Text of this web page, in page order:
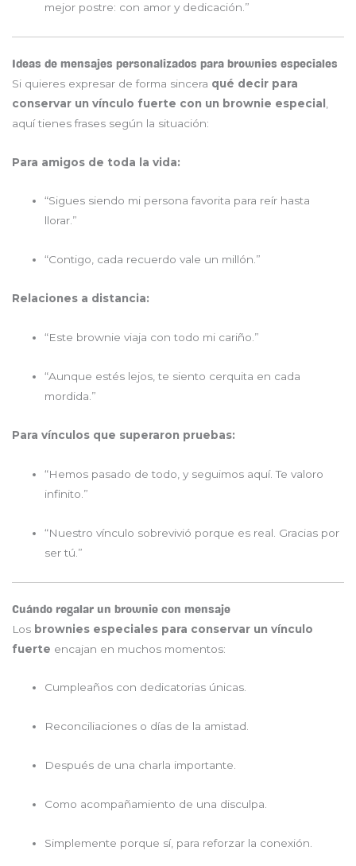
mejor postre: con amor y dedicación.”
Ideas de mensajes personalizados para brownies especiales
Si quieres expresar de forma sincera qué decir para
conservar un vínculo fuerte con un brownie especial
aquí tienes frases según la situación:
Para amigos de toda la vida:
“Sigues siendo mi persona favorita para reír hasta
llorar.”
“Contigo, cada recuerdo vale un millón.”
Relaciones a distancia:
“Este brownie viaja con todo mi cariño.”
“Aunque estés lejos, te siento cerquita en cada
mordida.”
Para vínculos que superaron pruebas:
“Hemos pasado de todo, y seguimos aquí. Te valoro
infinito.”
“Nuestro vínculo sobrevivió porque es real. Gracias por
ser tú.”
Cuándo regalar un brownie con mensaje
Los brownies especiales para conservar un vínculo
fuerte encajan en muchos momentos:
Cumpleaños con dedicatorias únicas.
Reconciliaciones o días de la amistad.
Después de una charla importante.
Como acompañamiento de una disculpa.
Simplemente porque sí, para reforzar la conexión.